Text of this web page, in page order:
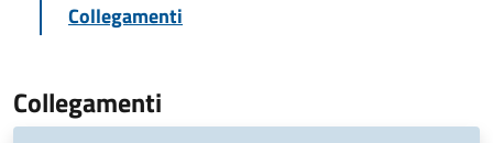
Collegamenti
Collegamenti